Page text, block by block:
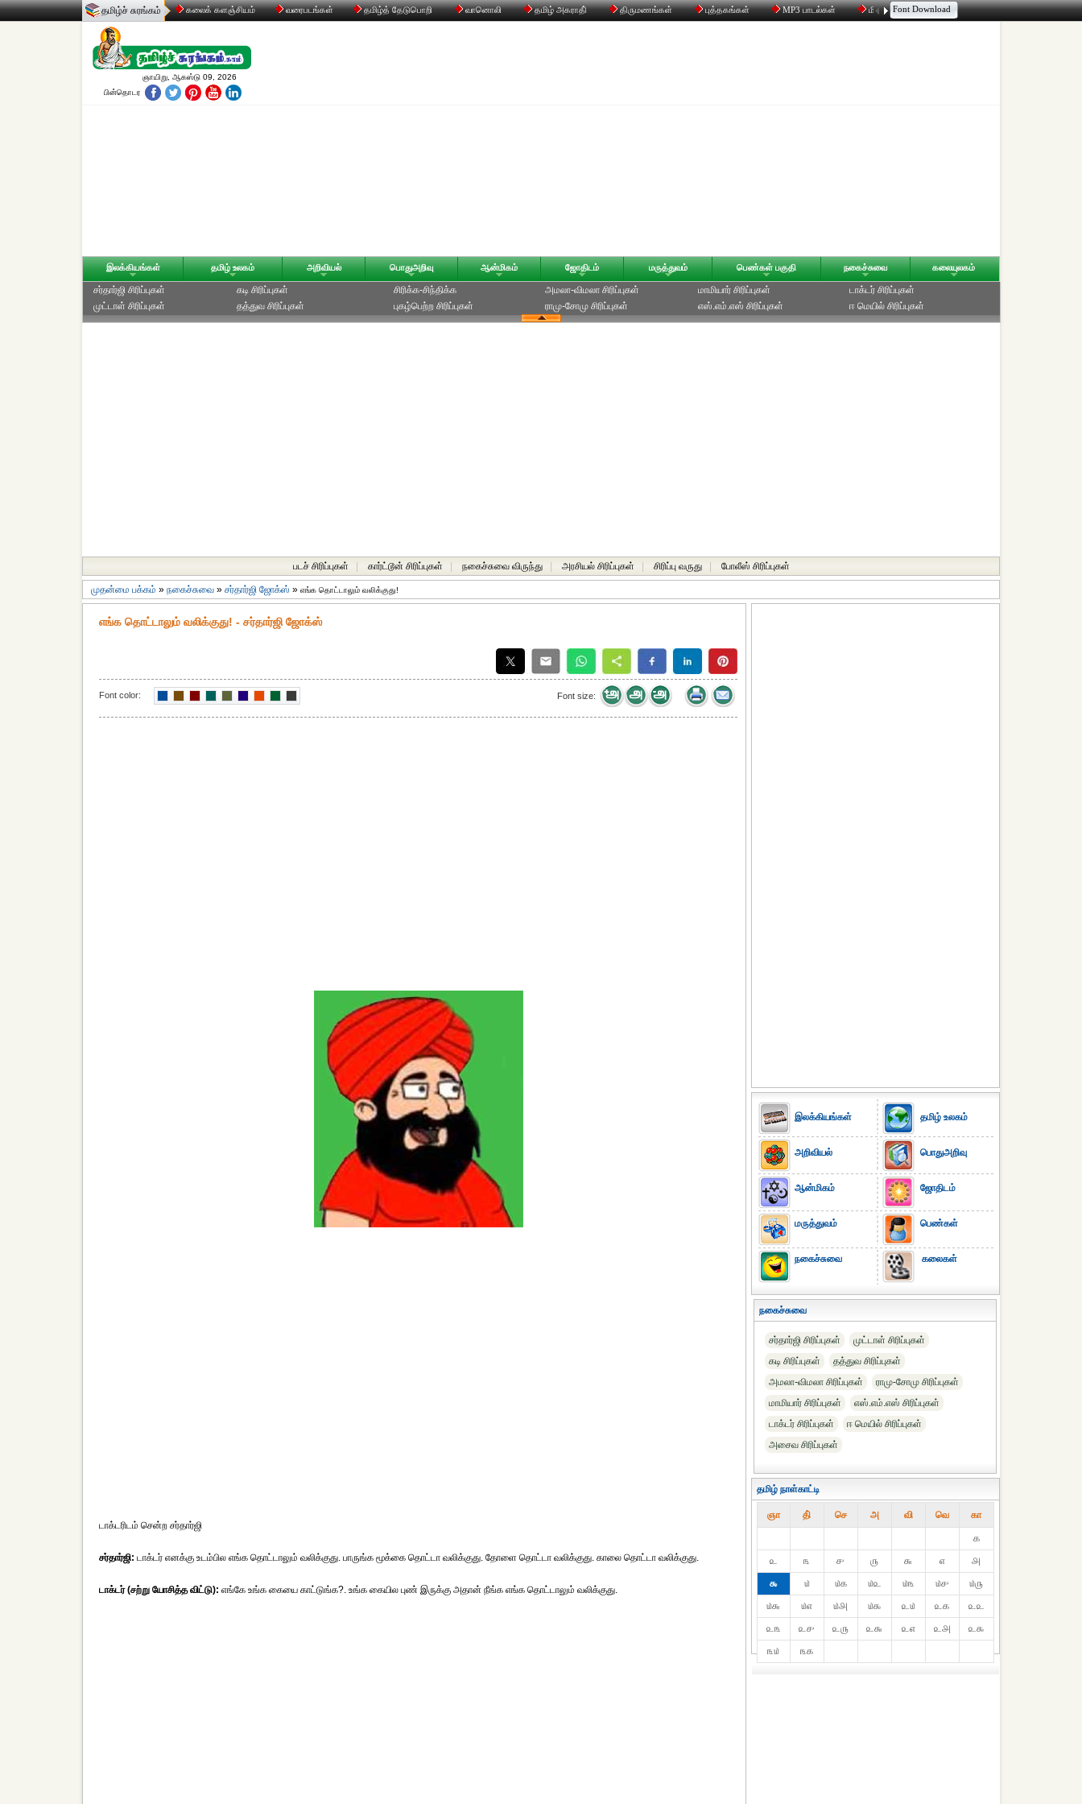
தமிழ்ச் சுரங்கம் கலைக் களஞ்சியம் வரைபடங்கள் தமிழ்த் தேடுபொறி வானொலி தமிழ் அகராதி் திருமணங்கள் புத்தகங்கள் MP3 பாடல்கள் மின்னஞ்சல் திரட்டி உரையாடல்
Font Download
ஞாயிறு, ஆகஸ்டு 09, 2026
பின்தொடர
இலக்கியங்கள் தமிழ் உலகம் அறிவியல் பொதுஅறிவு ஆன்மிகம் ஜோதிடம் மருத்துவம் பெண்கள் பகுதி நகைச்சுவை கலையுலகம்
சர்தார்ஜி சிரிப்புகள்
முட்டாள் சிரிப்புகள்
கடி சிரிப்புகள்
தத்துவ சிரிப்புகள்
சிரிக்க-சிந்திக்க
புகழ்பெற்ற சிரிப்புகள்
அமலா-விமலா சிரிப்புகள்
ராமு-சோமு சிரிப்புகள்
மாமியார் சிரிப்புகள்
எஸ்.எம்.எஸ் சிரிப்புகள்
டாக்டர் சிரிப்புகள்
ஈ மெயில் சிரிப்புகள்
படச் சிரிப்புகள் கார்ட்டூன் சிரிப்புகள் நகைச்சுவை விருந்து அரசியல் சிரிப்புகள் சிரிப்பு வருது போலீஸ் சிரிப்புகள்
முதன்மை பக்கம் » நகைச்சுவை » சர்தார்ஜி ஜோக்ஸ் » எங்க தொட்டாலும் வலிக்குது!
எங்க தொட்டாலும் வலிக்குது! - சர்தார்ஜி ஜோக்ஸ்
Font color: Font size:
டாக்டரிடம் சென்ற சர்தார்ஜி
சர்தார்ஜி: டாக்டர் எனக்கு உடம்பில எங்க தொட்டாலும் வலிக்குது. பாருங்க மூக்கை தொட்டா வலிக்குது. தோளை தொட்டா வலிக்குது. காலை தொட்டா வலிக்குது.
டாக்டர் (சற்று யோசித்த விட்டு): எங்கே உங்க கையை காட்டுங்க?. உங்க கையில புண் இருக்கு அதான் நீங்க எங்க தொட்டாலும் வலிக்குது.
இலக்கியங்கள்
அறிவியல்
ஆன்மிகம்
மருத்துவம்
நகைச்சுவை
தமிழ் உலகம்
பொதுஅறிவு
ஜோதிடம்
பெண்கள்
கலைகள்
நகைச்சுவை
சர்தார்ஜி சிரிப்புகள்
முட்டாள் சிரிப்புகள்
கடி சிரிப்புகள்
தத்துவ சிரிப்புகள்
அமலா-விமலா சிரிப்புகள்
ராமு-சோமு சிரிப்புகள்
மாமியார் சிரிப்புகள்
எஸ்.எம்.எஸ் சிரிப்புகள்
டாக்டர் சிரிப்புகள்
ஈ மெயில் சிரிப்புகள்
அசைவ சிரிப்புகள்
தமிழ் நாள்காட்டி
ஞா தி் செ அ வி வெ கா
௧
௨
௩ ௪ ௫ ௬ ௭
௮
௯
௰ ௰௧ ௰௨ ௰௩ ௰௪
௰௫
௰௬
௰௭ ௰௮ ௰௯ ௨௰ ௨௧
௨௨
௨௩
௨௪ ௨௫ ௨௬ ௨௭ ௨௮
௨௯
௩௰
௩௧